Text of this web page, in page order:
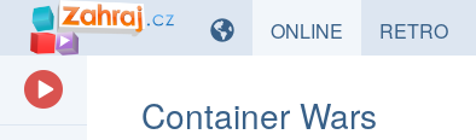
ONLINE HRYRETROHRY
Container Wars